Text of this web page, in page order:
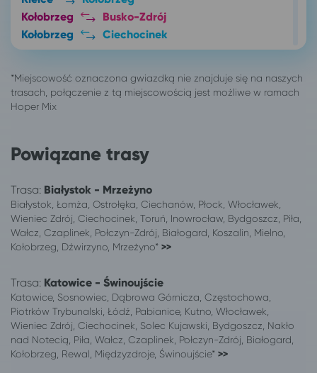
Kołobrzeg
Busko-Zdrój
Kołobrzeg
Ciechocinek
Kołobrzeg
Połczyn-Zdrój
Legnica
Kołobrzeg
Leszno
Lubin
Kołobrzeg
Międzyrzecz
Kołobrzeg
Mysłowice
Kołobrzeg
Nowa Sól
Kołobrzeg
Nowy Dwór Mazowiecki
Ostrołęka
Kołobrzeg
Pabianice
Kołobrzeg
Piła
Kołobrzeg
Piotrków Trybunalski
Kołobrzeg
Płock
Kołobrzeg
Powiązane trasy
Trasa: Białystok - Mrzeżyno
Białystok, Łomża, Ostrołęka, Ciechanów, Płock, Włocławek,
Wieniec Zdrój, Ciechocinek, Toruń, Inowrocław, Bydgoszcz, Piła,
Wałcz, Czaplinek, Połczyn-Zdrój, Białogard, Koszalin, Mielno,
Kołobrzeg, Dźwirzyno, Mrzeżyno* >>
Trasa: Katowice - Świnoujście
Katowice, Sosnowiec, Dąbrowa Górnicza, Częstochowa,
Piotrków Trybunalski, Łódź, Pabianice, Kutno, Włocławek,
Wieniec Zdrój, Ciechocinek, Solec Kujawski, Bydgoszcz, Nakło
nad Notecią, Piła, Wałcz, Czaplinek, Połczyn-Zdrój, Białogard,
Kołobrzeg, Rewal, Międzyzdroje, Świnoujście* >>